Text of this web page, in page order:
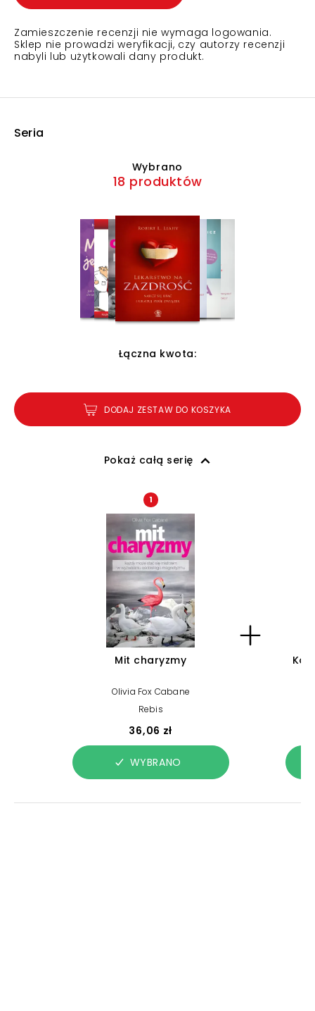
Zamieszczenie recenzji nie wymaga logowania.
Sklep nie prowadzi weryfikacji, czy autorzy recenzji
nabyli lub użytkowali dany produkt.
Seria
Wybrano
18 produktów
Łączna kwota:
DODAJ ZESTAW DO KOSZYKA
Pokaż całą serię
1
Mit charyzmy
Olivia Fox Cabane
Rebis
36,06 zł
WYBRANO